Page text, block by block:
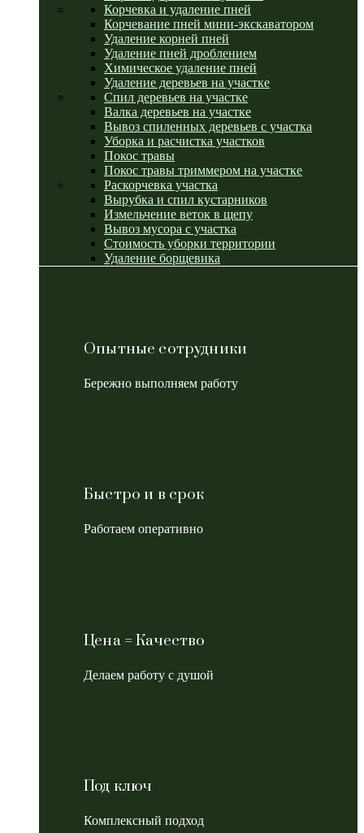
Корчевка и удаление пней
Корчевание пней мини-экскаватором
Удаление корней пней
Удаление пней дроблением
Химическое удаление пней
Удаление деревьев на участке
Спил деревьев на участке
Валка деревьев на участке
Вывоз спиленных деревьев с участка
Уборка и расчистка участков
Покос травы
Покос травы триммером на участке
Раскорчевка участка
Вырубка и спил кустарников
Измельчение веток в щепу
Вывоз мусора с участка
Стоимость уборки территории
Удаление борщевика
Опытные сотрудники
Бережно выполняем работу
Быстро и в срок
Работаем оперативно
Цена = Качество
Делаем работу с душой
Под ключ
Комплексный подход